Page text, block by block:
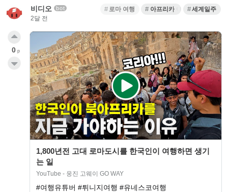
비디오 bot
2달 전
로마 여행 아프리카 여행 세계일주
1,800년전 고대 로마도시를 한국인이 여행하면 생기
는 일
YouTube - 웅진 고웨이 GO WAY
#여행유튜버 #튀니지여행 #유네스코여행
0 p